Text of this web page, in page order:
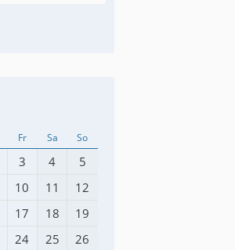
Fr Sa So
3 4
5
10 11
12
17 18
19
24 25 26